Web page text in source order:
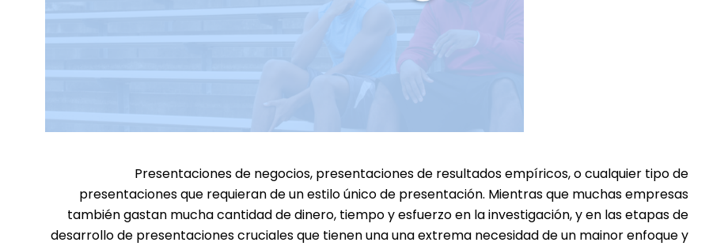
Presentaciones de negocios, presentaciones de resultados empíricos, o cualquier tipo de
presentaciones que requieran de un estilo único de presentación. Mientras que muchas empresas
también gastan mucha cantidad de dinero, tiempo y esfuerzo en la investigación, y en las etapas de
desarrollo de presentaciones cruciales que tienen una una extrema necesidad de un mainor enfoque y